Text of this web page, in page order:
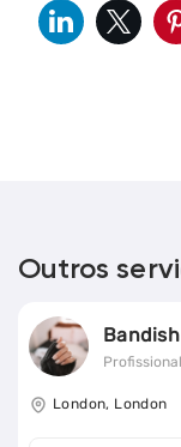
Outros
Profissional
London, London